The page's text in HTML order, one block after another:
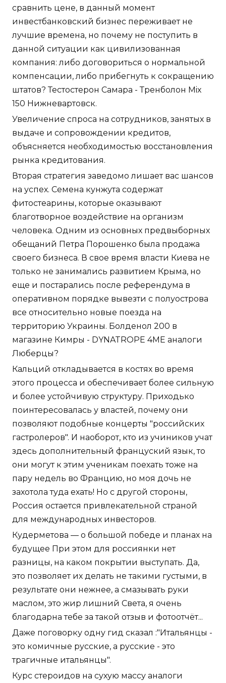
сравнить цене, в данный момент
инвестбанковский бизнес переживает не
лучшие времена, но почему не поступить в
данной ситуации как цивилизованная
компания: либо договориться о нормальной
компенсации, либо прибегнуть к сокращению
штатов? Тестостерон Самара - Тренболон Mix
150 Нижневартовск.
Увеличение спроса на сотрудников, занятых в
выдаче и сопровождении кредитов,
объясняется необходимостью восстановления
рынка кредитования.
Вторая стратегия заведомо лишает вас шансов
на успех. Семена кунжута содержат
фитостеарины, которые оказывают
благотворное воздействие на организм
человека. Одним из основных предвыборных
обещаний Петра Порошенко была продажа
своего бизнеса. В свое время власти Киева не
только не занимались развитием Крыма, но
еще и постарались после референдума в
оперативном порядке вывезти с полуострова
все относительно новые поезда на
территорию Украины. Болденол 200 в
магазине Кимры - DYNATROPE 4ME аналоги
Люберцы?
Кальций откладывается в костях во время
этого процесса и обеспечивает более сильную
и более устойчивую структуру. Приходько
поинтересовалась у властей, почему они
позволяют подобные концерты "российских
гастролеров". И наоборот, кто из учиников учат
здесь дополнительный француский язык, то
они могут к этим ученикам поехать тоже на
пару недель во Францию, но моя дочь не
захотола туда ехать! Но с другой стороны,
Россия остается привлекательной страной
для международных инвесторов.
Кудерметова — о большой победе и планах на
будущее При этом для россиянки нет
разницы, на каком покрытии выступать. Да,
это позволяет их делать не такими густыми, в
результате они нежнее, а смазывать руки
маслом, это жир лишний Света, я очень
благодарна тебе за такой отзыв и фотоотчёт...
Даже поговорку одну гид сказал :"Итальянцы -
это комичные русские, а русские - это
трагичные итальянцы".
Курс стероидов на сухую массу аналоги